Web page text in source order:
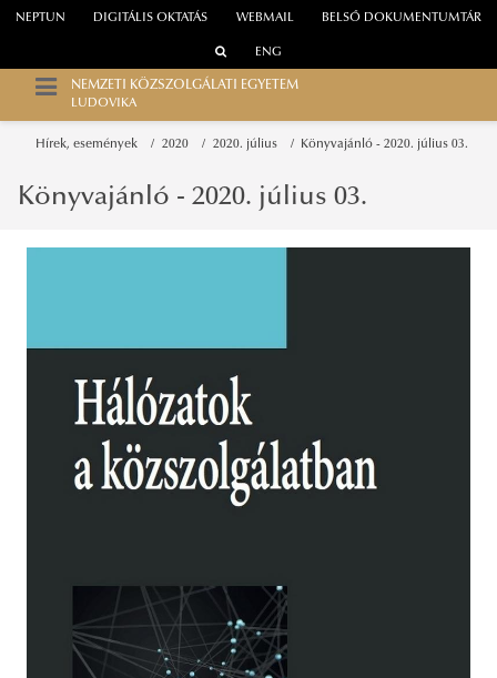
WEBMAIL
NEPTUN DIGITÁLIS OKTATÁS BELSŐ DOKUMENTUMTÁR
ENG
NEMZETI KÖZSZOLGÁLATI EGYETEM
LUDOVIKA
Hírek, események 2020 2020. július Könyvajánló - 2020. július 03.
Könyvajánló - 2020. július 03.